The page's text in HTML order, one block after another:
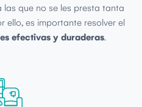
las que no se les presta tanta
ello, es importante resolver el
efectivas y duraderas.